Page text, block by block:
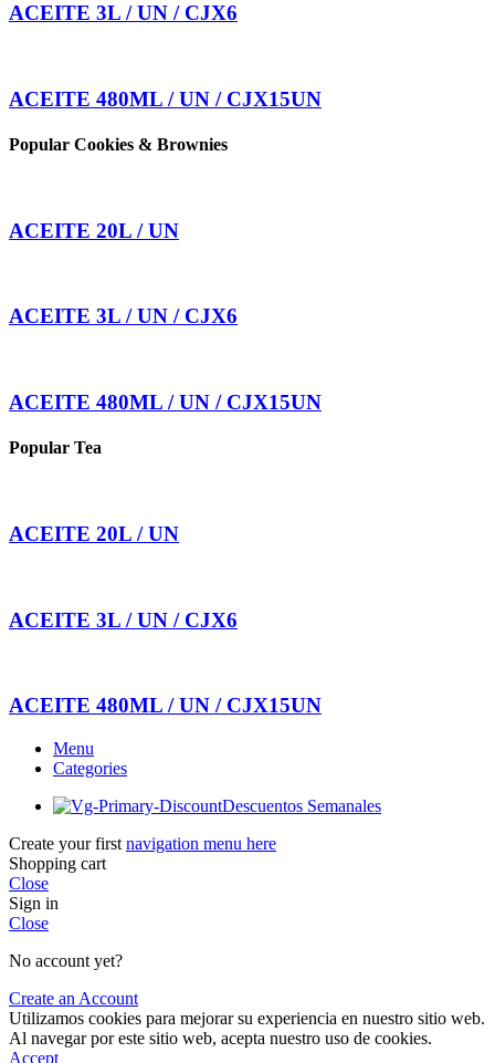
ACEITE 3L / UN / CJX6
ACEITE 480ML / UN / CJX15UN
Popular Cookies & Brownies
ACEITE 20L / UN
ACEITE 3L / UN / CJX6
ACEITE 480ML / UN / CJX15UN
Popular Tea
ACEITE 20L / UN
ACEITE 3L / UN / CJX6
ACEITE 480ML / UN / CJX15UN
Menu
Categories
Descuentos Semanales
Create your first navigation menu here
Shopping cart
Close
Sign in
Close
No account yet?
Create an Account
Utilizamos cookies para mejorar su experiencia en nuestro sitio web.
Al navegar por este sitio web, acepta nuestro uso de cookies.
Accept